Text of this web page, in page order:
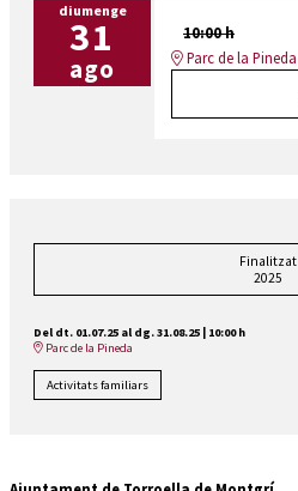
diumenge
31
ago
10:00 h
Parc de la Pineda
Finalitzat
2025
Del dt. 01.07.25 al dg. 31.08.25 | 10:00 h
Parc de la Pineda
Activitats familiars